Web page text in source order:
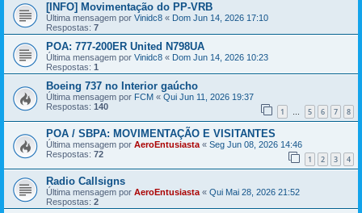
[INFO] Movimentação do PP-VRB
Última mensagem por Vinidc8 « Dom Jun 14, 2026 17:10
Respostas: 7
POA: 777-200ER United N798UA
Última mensagem por Vinidc8 « Dom Jun 14, 2026 10:23
Respostas: 1
Boeing 737 no Interior gaúcho
Última mensagem por FCM « Qui Jun 11, 2026 19:37
Respostas: 140 1 … 5 6 7 8
POA / SBPA: MOVIMENTAÇÃO E VISITANTES
Última mensagem por AeroEntusiasta « Seg Jun 08, 2026 14:46
Respostas: 72 1 2 3 4
Radio Callsigns
Última mensagem por AeroEntusiasta « Qui Mai 28, 2026 21:52
Respostas: 2